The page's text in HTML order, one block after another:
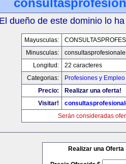
El dueño de este dominio lo
Mayusculas:
Minusculas:
Longitud:
22 caracteres
Categorias:
Profesiones y Empleo
Precio:
Realizar una oferta!
Visitar!
Serán consideradas
Realizar una Oferta